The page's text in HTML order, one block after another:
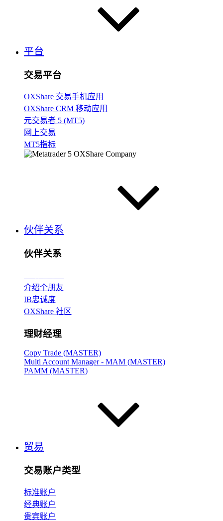
平台
交易平台
OXShare 交易手机应用
OXShare CRM 移动应用
元交易者 5 (MT5)
网上交易
MT5指标
伙伴关系
伙伴关系
介绍个朋友
IB忠诚度
OXShare 社区
理财经理
Copy Trade (MASTER)
Multi Account Manager - MAM (MASTER)
PAMM (MASTER)
贸易
交易账户类型
标准账户
经典账户
贵宾账户